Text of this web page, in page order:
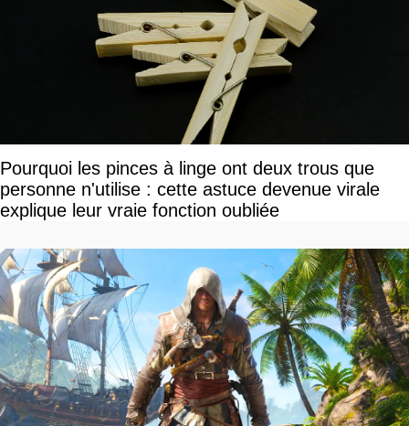
Pourquoi les pinces à linge ont deux trous que
personne n'utilise : cette astuce devenue virale
explique leur vraie fonction oubliée